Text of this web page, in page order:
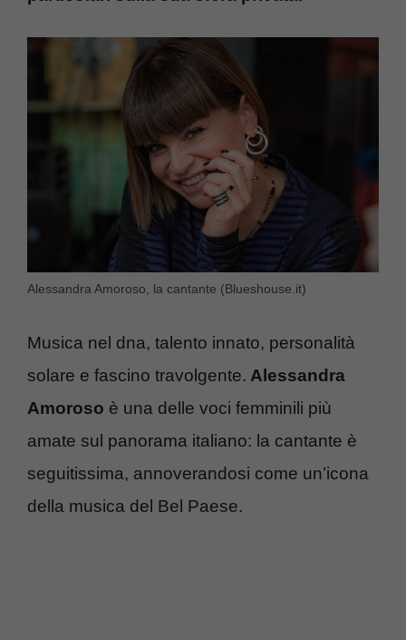
Alessandra Amoroso, la cantante (Blueshouse.it)
Musica nel dna, talento innato, personalità
solare e fascino travolgente. Alessandra
Amoroso è una delle voci femminili più
amate sul panorama italiano: la cantante è
seguitissima, annoverandosi come un’icona
della musica del Bel Paese.